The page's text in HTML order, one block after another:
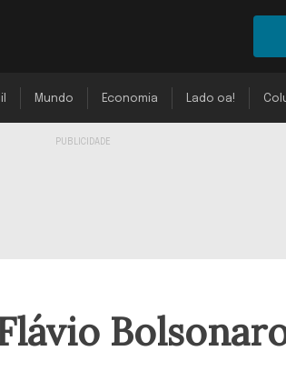
Mundo Economia Lado oa!